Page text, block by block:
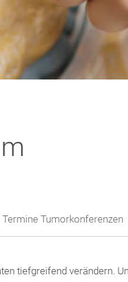
Termine Tumorkonferenzen
tiefgreifend verändern.